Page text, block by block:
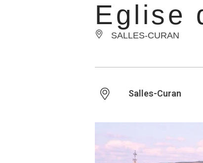
Eglise
SALLES-CURAN
Salles-Curan